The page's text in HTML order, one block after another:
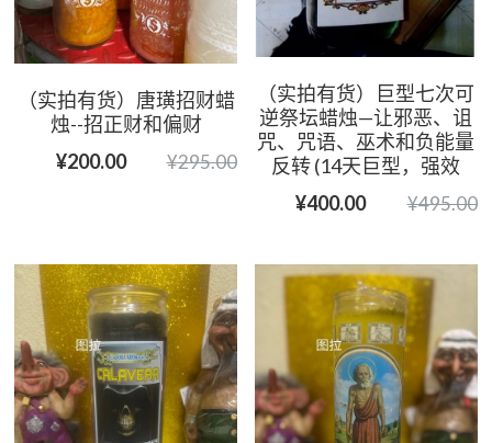
（实拍有货）唐璜招财蜡
烛--招正财和偏财
¥200.00
¥295.00
（实拍有货）巨型七次可
逆祭坛蜡烛—让邪恶、诅
咒、咒语、巫术和负能量
反转 (14天巨型，强效
¥400.00
¥495.00